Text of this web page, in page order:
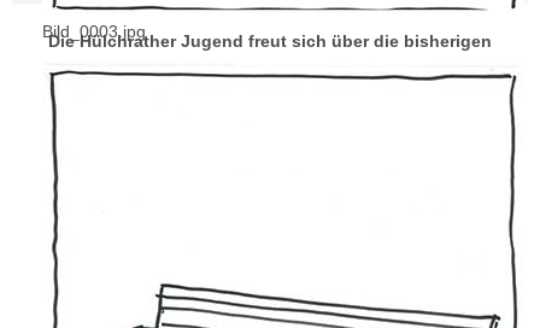
Bild_0003.jpg
Die Hülchrather Jugend freut sich über die bisherigen
Leistungen ihrer Fußballnationalmannschaft
weiter so ... !